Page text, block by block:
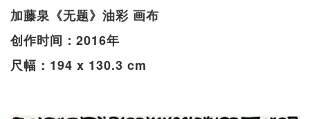
加藤泉《无题》油彩 画布
创作时间：2016年
尺幅：194 x 130.3 cm